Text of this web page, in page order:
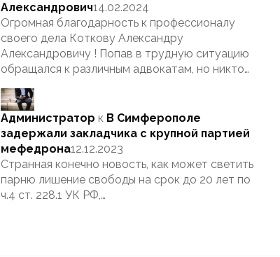
Александрович14.02.2024
Огромная благодарность к профессионалу
своего дела Коткову Александру
Александровичу ! Попав в трудную ситуацию
обращался к различным адвокатам, но никто…
Администратор к В Симферополе
задержали закладчика с крупной партией
мефедрона12.12.2023
Странная конечно новость, как может светить
парню лишение свободы на срок до 20 лет по
ч.4 ст. 228.1 УК РФ,…